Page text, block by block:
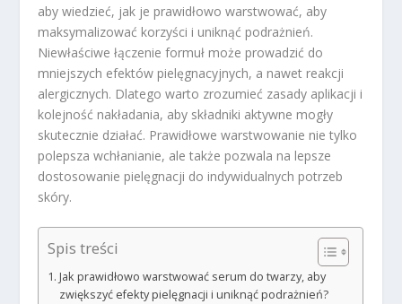
aby wiedzieć, jak je prawidłowo warstwować, aby
maksymalizować korzyści i uniknąć podrażnień.
Niewłaściwe łączenie formuł może prowadzić do
mniejszych efektów pielęgnacyjnych, a nawet reakcji
alergicznych. Dlatego warto zrozumieć zasady aplikacji i
kolejność nakładania, aby składniki aktywne mogły
skutecznie działać. Prawidłowe warstwowanie nie tylko
polepsza wchłanianie, ale także pozwala na lepsze
dostosowanie pielęgnacji do indywidualnych potrzeb
skóry.
Spis treści
Jak prawidłowo warstwować serum do twarzy, aby
zwiększyć efekty pielęgnacji i uniknąć podrażnień?